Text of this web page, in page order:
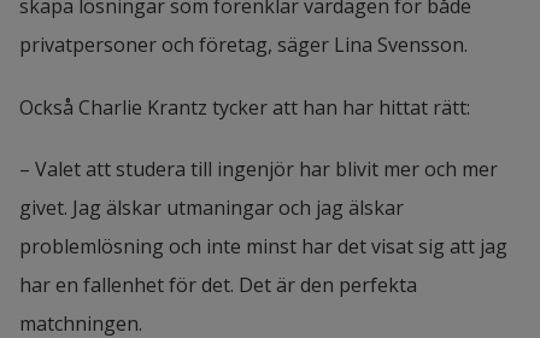
skapa lösningar som förenklar vardagen för både
privatpersoner och företag, säger Lina Svensson.
Också Charlie Krantz tycker att han har hittat rätt:
­– Valet att studera till ingenjör har blivit mer och mer
givet. Jag älskar utmaningar och jag älskar
problemlösning och inte minst har det visat sig att jag
har en fallenhet för det. Det är den perfekta
matchningen.